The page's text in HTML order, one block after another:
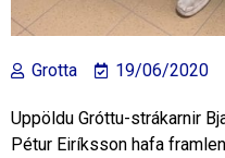
Grotta 19/06/2020
Uppöldu Gróttu-strákarnir
Pétur Eiríksson hafa